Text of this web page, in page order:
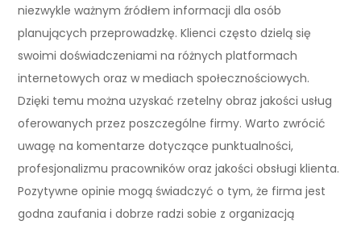
niezwykle ważnym źródłem informacji dla osób
planujących przeprowadzkę. Klienci często dzielą się
swoimi doświadczeniami na różnych platformach
internetowych oraz w mediach społecznościowych.
Dzięki temu można uzyskać rzetelny obraz jakości usług
oferowanych przez poszczególne firmy. Warto zwrócić
uwagę na komentarze dotyczące punktualności,
profesjonalizmu pracowników oraz jakości obsługi klienta.
Pozytywne opinie mogą świadczyć o tym, że firma jest
godna zaufania i dobrze radzi sobie z organizacją